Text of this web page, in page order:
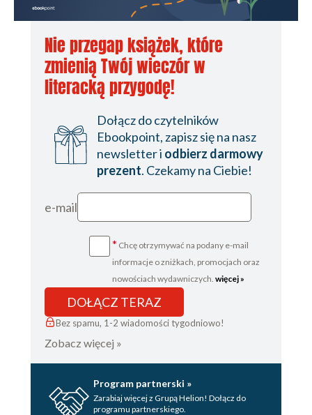
Nie przegap książek, które
zmienią Twój wieczór w
literacką przygodę!
Dołącz do czytelników
Ebookpoint, zapisz się na nasz
newsletter i odbierz darmowy
prezent. Czekamy na Ciebie!
e-mail
* Chcę otrzymywać na podany e-mail
informacje o zniżkach, promocjach oraz
nowościach wydawniczych. więcej »
DOŁĄCZ TERAZ
Bez spamu, 1-2 wiadomości tygodniowo!
Zobacz więcej »
Program partnerski »
Zarabiaj więcej z Grupą Helion! Dołącz do
programu partnerskiego.